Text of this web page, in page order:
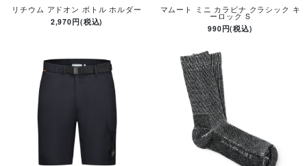
リチウム アドオン ボトル ホルダー
2,970円(税込)
マムート ミニ カラビナ クラシック キ
ーロック S
990円(税込)